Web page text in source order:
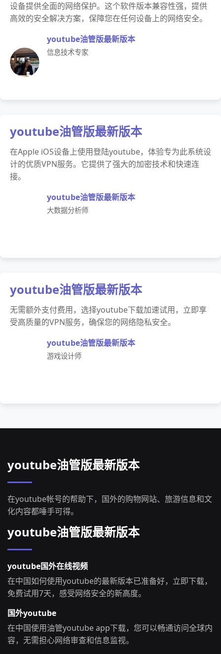
设备提供全面的网络保护。这个软件版本兼容性强，提供
高效的安全解决方案，保障您在任何设备上的网络安全。
youtube油管版最新版本
信息技术专家
youtube油管版最新版本
在Apple iOS设备上使用登陆youtube，体验专为此系统设
计的优质VPN服务。它提供了强大的加密技术和快速连
接。
youtube油管版最新版本
大数据分析师
youtube油管版最新版本
无需额外支付费用，选择youtube下载加速试用，立即享
受高质量的VPN服务，确保您的网络隐私安全。
youtube油管版最新版本
游戏设计师
youtube油管版最新版本
在youtube帐号的帮助下，国外的购物网站、旅游信息和文
化内容都唾手可得。
youtube油管版最新版本
youtube国外在线视频
在中国如何使用youtube的最新版本已准备好，立即下载，
免费试用7天，感受网络安全的新高度。
国外youtube
在中国使用油管youtube app下载，您可以畅通访问全球内
容，无需担心网络审查和信息监视。